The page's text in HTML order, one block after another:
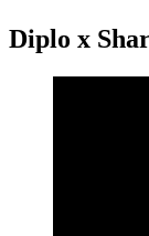
Diplo x